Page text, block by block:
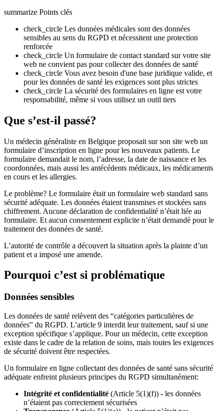
summarize Points clés
check_circle Les données médicales sont des données
sensibles au sens du RGPD et nécessitent une protection
renforcée
check_circle Un formulaire de contact standard sur votre site
web ne convient pas pour collecter des données de santé
check_circle Vous avez besoin d'une base juridique valide, et
pour les données de santé les exigences sont plus strictes
check_circle La sécurité des formulaires en ligne est votre
responsabilité, même si vous utilisez un outil tiers
Que s’est-il passé?
Un médecin généraliste en Belgique proposait sur son site web un
formulaire d’inscription en ligne pour les nouveaux patients. Le
formulaire demandait le nom, l’adresse, la date de naissance et les
coordonnées, mais aussi les antécédents médicaux, les médicaments
en cours et les allergies.
Le problème? Le formulaire était un formulaire web standard sans
sécurité adéquate. Les données étaient transmises et stockées sans
chiffrement. Aucune déclaration de confidentialité n’était liée au
formulaire. Et aucun consentement explicite n’était demandé pour le
traitement des données de santé.
L’autorité de contrôle a découvert la situation après la plainte d’un
patient et a imposé une amende.
Pourquoi c’est si problématique
Données sensibles
Les données de santé relèvent des “catégories particulières de
données” du RGPD. L’article 9 interdit leur traitement, sauf si une
exception spécifique s’applique. Pour un médecin, cette exception
existe dans le cadre de la relation de soins, mais toutes les exigences
de sécurité doivent être respectées.
Un formulaire en ligne collectant des données de santé sans sécurité
adéquate enfreint plusieurs principes du RGPD simultanément:
Intégrité et confidentialité (Article 5(1)(f)) - les données
n’étaient pas correctement sécurisées